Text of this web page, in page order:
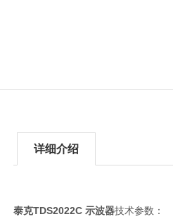
详细介绍
泰克TDS2022C 示波器技术参数：